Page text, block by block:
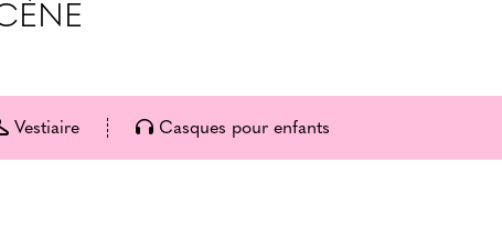
Vestiaire Casques pour enfants